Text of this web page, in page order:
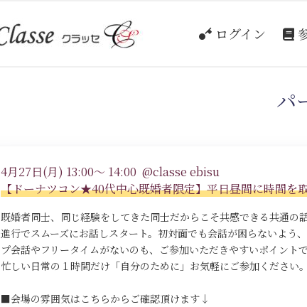
ログイン
パ
4月27日(月) 13:00～ 14:00 @classe ebisu
【ドーナツコン★40代中心既婚者限定】平日昼間に時間を
既婚者同士、同じ経験をしてきた同士だからこそ共感できる共通
進行でスムーズにお話しスタート。初対面でも会話が困らないよ
プ会話やフリータイムがないのも、ご参加いただきやすいポイントで
忙しい日常の１時間だけ「自分のために」お気軽にご参加ください。
■会場の雰囲気はこちらからご確認頂けます↓